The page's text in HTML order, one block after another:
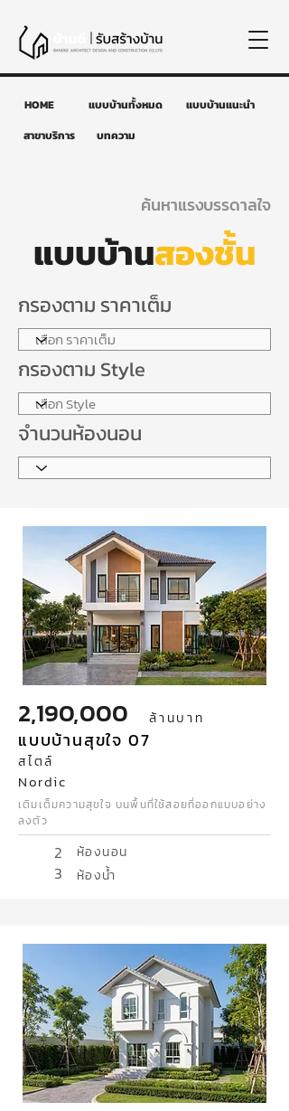
HOME แบบบ้านทั้งหมด
แบบบ้านแนะนำ
สาขาบริการ
บทความ
ค้นหาแรงบรรดาลใจ
แบบบ้านสองชั้น
กรองตาม ราคาเต็ม
กรองตาม Style
จำนวนห้องนอน
2,190,000 ล้านบาท
แบบบ้านสุขใจ 07
สไตล์
Nordic
เติมเต็มความสุขใจ บนพื้นที่ใช้สอยที่ออกแบบอย่าง
ลงตัว
2 ห้องนอน
3 ห้องน้ำ